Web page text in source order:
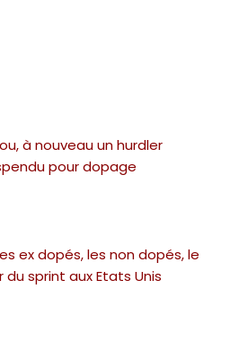
à nouveau un hurdler
pour dopage
ex dopés, les non dopés, le
sprint aux Etats Unis